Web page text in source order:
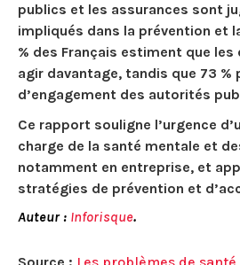
publics et les assurances sont
impliqués dans la prévention et
% des Français estiment que
agir davantage, tandis que 73 %
d’engagement des autorités
Ce rapport souligne l’urgence
charge de la santé mentale et
notamment en entreprise, et
stratégies de prévention et
Auteur : Inforisque.